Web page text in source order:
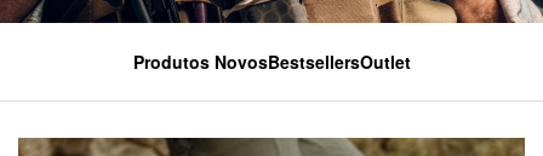
Produtos NovosBestsellersOutlet